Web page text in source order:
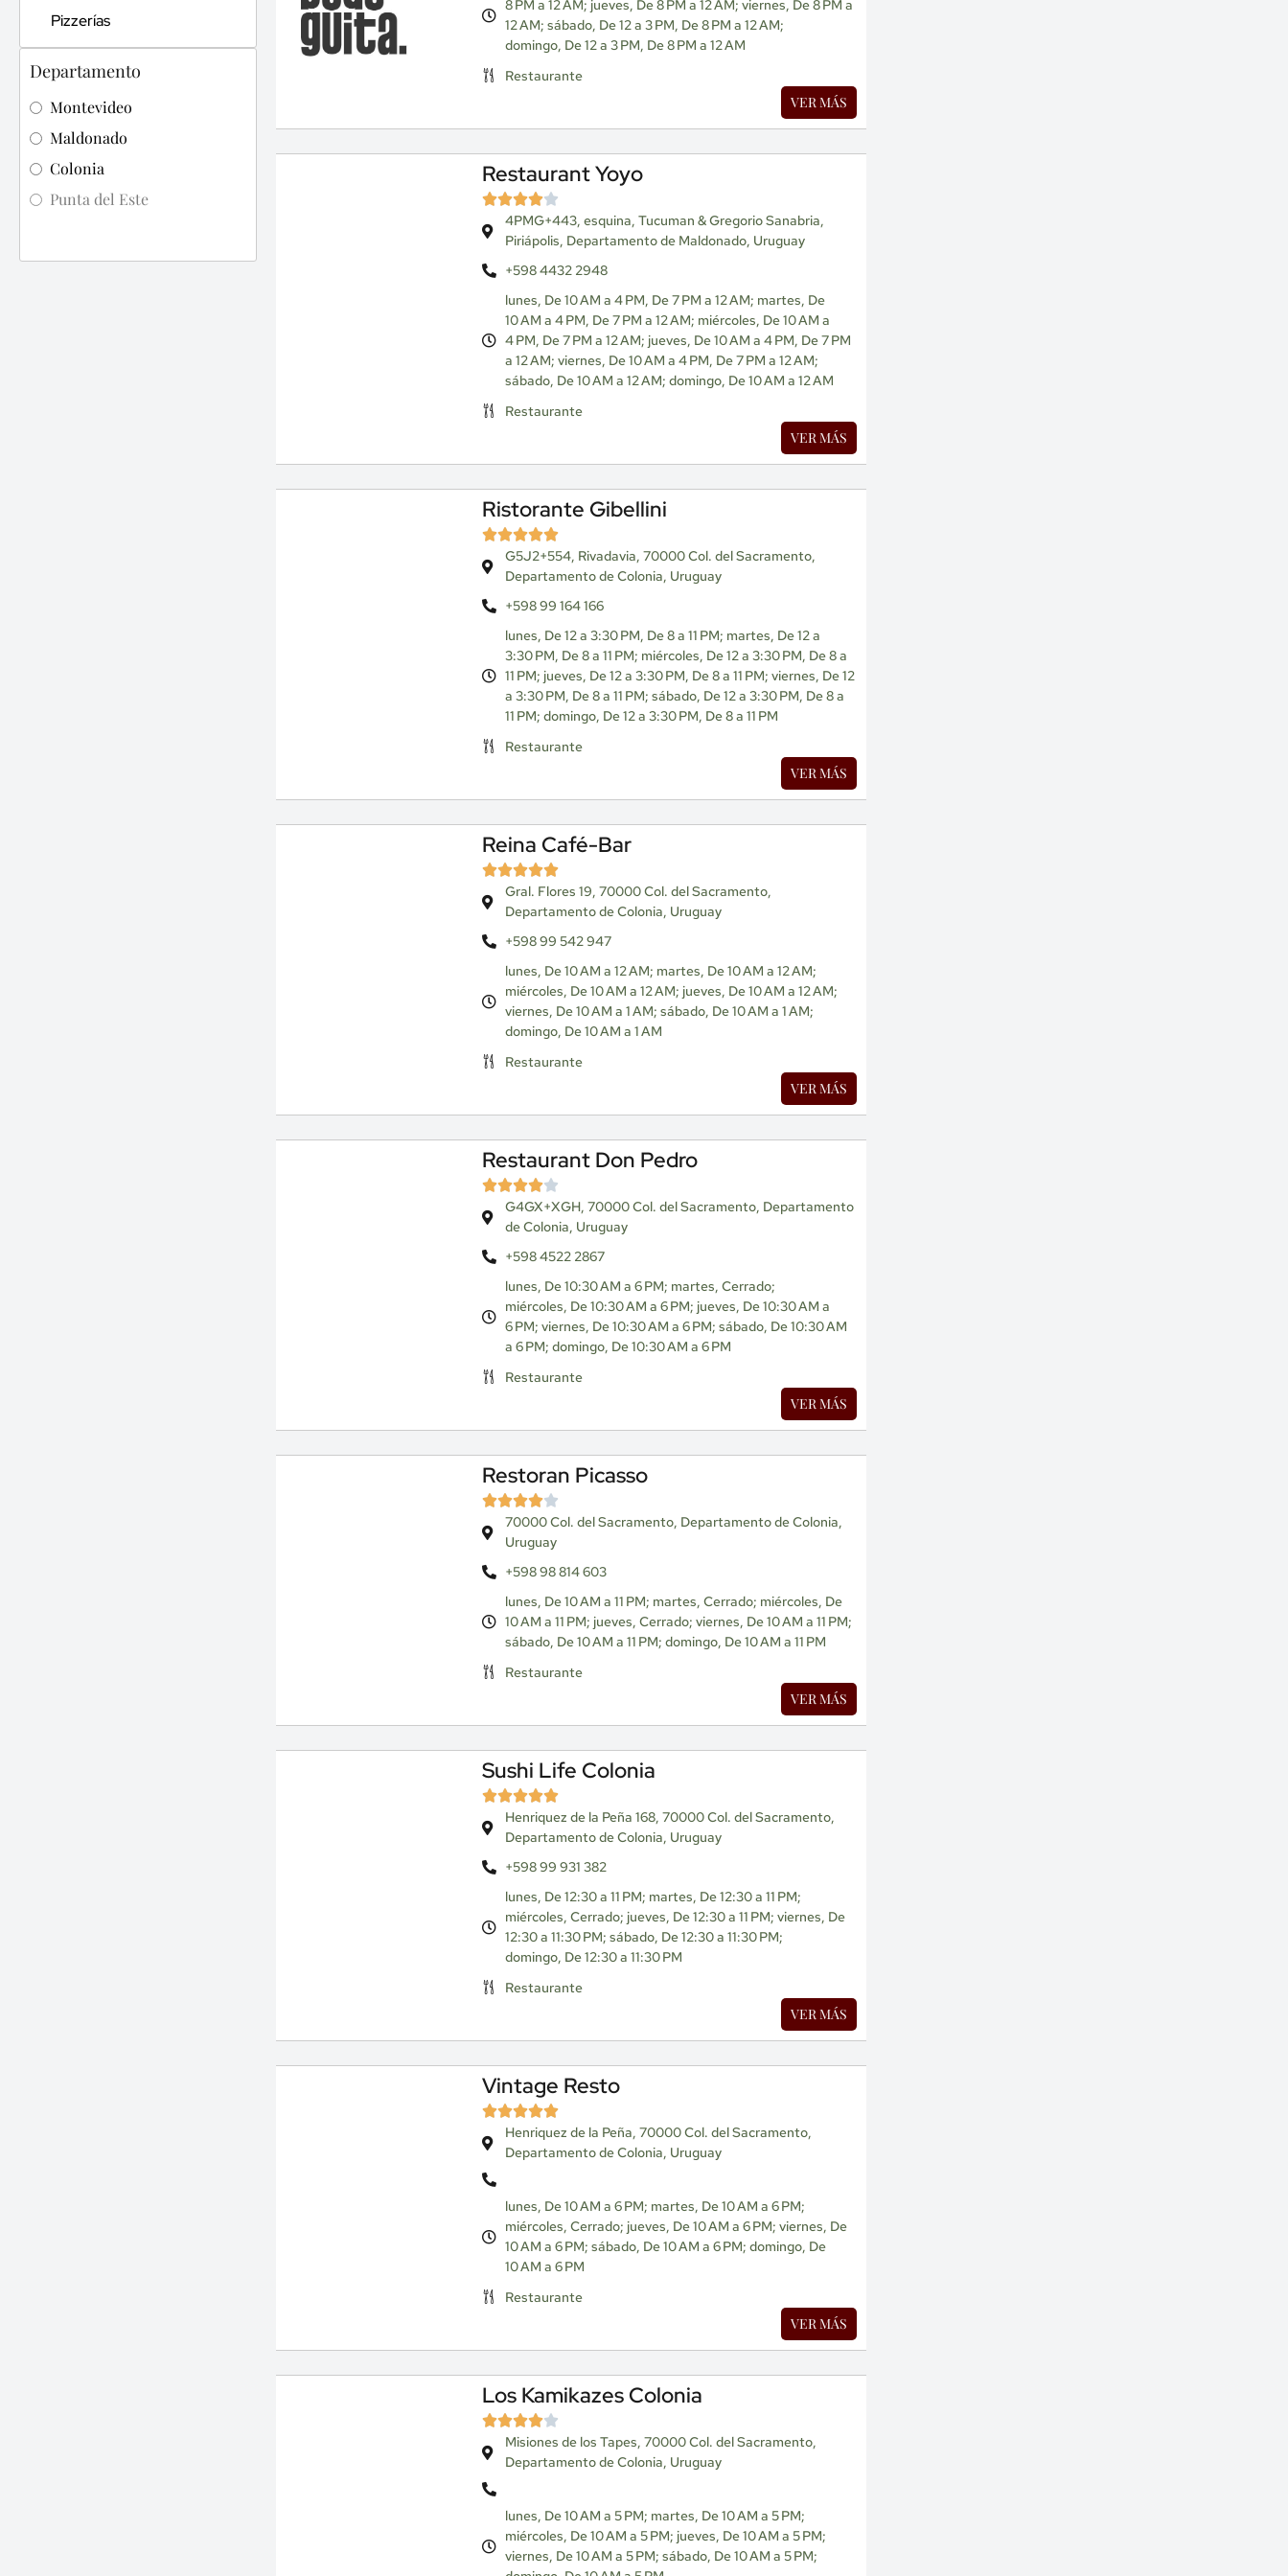
Pizzerías
Departamento
Montevideo
Maldonado
Colonia
Punta del Este
8 PM a 12 AM; jueves, De 8 PM a 12 AM; viernes, De 8 PM a
12 AM; sábado, De 12 a 3 PM, De 8 PM a 12 AM;
domingo, De 12 a 3 PM, De 8 PM a 12 AM
Restaurante
VER MÁS
Restaurant Yoyo
4PMG+443, esquina, Tucuman & Gregorio Sanabria,
Piriápolis, Departamento de Maldonado, Uruguay
+598 4432 2948
lunes, De 10 AM a 4 PM, De 7 PM a 12 AM; martes, De
10 AM a 4 PM, De 7 PM a 12 AM; miércoles, De 10 AM a
4 PM, De 7 PM a 12 AM; jueves, De 10 AM a 4 PM, De 7 PM
a 12 AM; viernes, De 10 AM a 4 PM, De 7 PM a 12 AM;
sábado, De 10 AM a 12 AM; domingo, De 10 AM a 12 AM
Restaurante
VER MÁS
Ristorante Gibellini
G5J2+554, Rivadavia, 70000 Col. del Sacramento,
Departamento de Colonia, Uruguay
+598 99 164 166
lunes, De 12 a 3:30 PM, De 8 a 11 PM; martes, De 12 a
3:30 PM, De 8 a 11 PM; miércoles, De 12 a 3:30 PM, De 8 a
11 PM; jueves, De 12 a 3:30 PM, De 8 a 11 PM; viernes, De 12
a 3:30 PM, De 8 a 11 PM; sábado, De 12 a 3:30 PM, De 8 a
11 PM; domingo, De 12 a 3:30 PM, De 8 a 11 PM
Restaurante
VER MÁS
Reina Café-Bar
Gral. Flores 19, 70000 Col. del Sacramento,
Departamento de Colonia, Uruguay
+598 99 542 947
lunes, De 10 AM a 12 AM; martes, De 10 AM a 12 AM;
miércoles, De 10 AM a 12 AM; jueves, De 10 AM a 12 AM;
viernes, De 10 AM a 1 AM; sábado, De 10 AM a 1 AM;
domingo, De 10 AM a 1 AM
Restaurante
VER MÁS
Restaurant Don Pedro
G4GX+XGH, 70000 Col. del Sacramento, Departamento
de Colonia, Uruguay
+598 4522 2867
lunes, De 10:30 AM a 6 PM; martes, Cerrado;
miércoles, De 10:30 AM a 6 PM; jueves, De 10:30 AM a
6 PM; viernes, De 10:30 AM a 6 PM; sábado, De 10:30 AM
a 6 PM; domingo, De 10:30 AM a 6 PM
Restaurante
VER MÁS
Restoran Picasso
70000 Col. del Sacramento, Departamento de Colonia,
Uruguay
+598 98 814 603
lunes, De 10 AM a 11 PM; martes, Cerrado; miércoles, De
10 AM a 11 PM; jueves, Cerrado; viernes, De 10 AM a 11 PM;
sábado, De 10 AM a 11 PM; domingo, De 10 AM a 11 PM
Restaurante
VER MÁS
Sushi Life Colonia
Henriquez de la Peña 168, 70000 Col. del Sacramento,
Departamento de Colonia, Uruguay
+598 99 931 382
lunes, De 12:30 a 11 PM; martes, De 12:30 a 11 PM;
miércoles, Cerrado; jueves, De 12:30 a 11 PM; viernes, De
12:30 a 11:30 PM; sábado, De 12:30 a 11:30 PM;
domingo, De 12:30 a 11:30 PM
Restaurante
VER MÁS
Vintage Resto
Henriquez de la Peña, 70000 Col. del Sacramento,
Departamento de Colonia, Uruguay
lunes, De 10 AM a 6 PM; martes, De 10 AM a 6 PM;
miércoles, Cerrado; jueves, De 10 AM a 6 PM; viernes, De
10 AM a 6 PM; sábado, De 10 AM a 6 PM; domingo, De
10 AM a 6 PM
Restaurante
VER MÁS
Los Kamikazes Colonia
Misiones de los Tapes, 70000 Col. del Sacramento,
Departamento de Colonia, Uruguay
lunes, De 10 AM a 5 PM; martes, De 10 AM a 5 PM;
miércoles, De 10 AM a 5 PM; jueves, De 10 AM a 5 PM;
viernes, De 10 AM a 5 PM; sábado, De 10 AM a 5 PM;